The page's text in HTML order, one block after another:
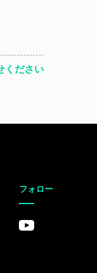
ください
フォロー